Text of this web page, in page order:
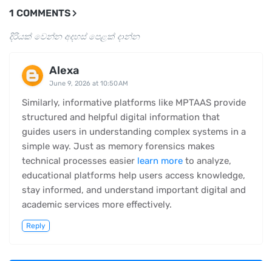
1 COMMENTS
දිරියක් වෙන්න අදහස් පෙළක් දාන්න
Alexa
June 9, 2026 at 10:50 AM
Similarly, informative platforms like MPTAAS provide
structured and helpful digital information that
guides users in understanding complex systems in a
simple way. Just as memory forensics makes
technical processes easier learn more to analyze,
educational platforms help users access knowledge,
stay informed, and understand important digital and
academic services more effectively.
Reply